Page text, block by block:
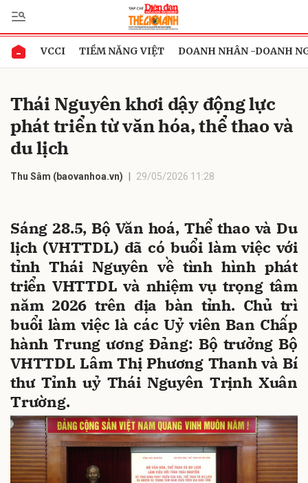
VCCI TIỀM NĂNG VIỆT DOANH NHÂN -DOANH
Thái Nguyên khơi dậy động lực
phát triển từ văn hóa, thể thao và
du lịch
Thu Sâm (baovanhoa.vn) 29/05/2026 11:28
Sáng 28.5, Bộ Văn hoá, Thể thao và Du
lịch (VHTTDL) đã có buổi làm việc với
tỉnh Thái Nguyên về tình hình phát
triển VHTTDL và nhiệm vụ trọng tâm
năm 2026 trên địa bàn tỉnh. Chủ trì
buổi làm việc là các Uỷ viên Ban Chấp
hành Trung ương Đảng: Bộ trưởng Bộ
VHTTDL Lâm Thị Phương Thanh và Bí
thư Tỉnh uỷ Thái Nguyên Trịnh Xuân
Trường.
Gửi bình luận